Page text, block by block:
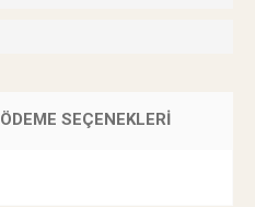
ÖDEME SEÇENEKLERI